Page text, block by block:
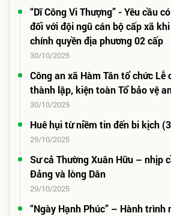
“Dĩ Công Vi Thượng” - Yêu cầu
đối với đội ngũ cán bộ cấp xã
chính quyền địa phương 02 cấp
30/10/2025
Công an xã Hàm Tân tổ chức Lễ
thành lập, kiện toàn Tổ bảo vệ
30/10/2025
Huê hụi từ niềm tin đến bi kịch
29/10/2025
Sư cả Thường Xuân Hữu – nhịp
Đảng và lòng Dân
29/10/2025
“Ngày Hạnh Phúc” – Hành trình